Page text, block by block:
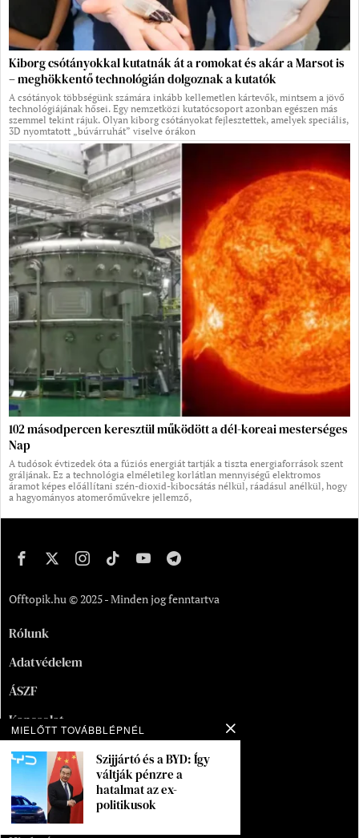
Kiborg csótányokkal kutatnák át a romokat és akár a Marsot is
– meghökkentő technológián dolgoznak a kutatók
A csótányok többségünk számára inkább kellemetlen kártevők, mintsem a jövő
technológiájának hősei. Egy nemzetközi kutatócsoport azonban egészen más
szemmel tekint rájuk. Olyan kiborg csótányokat fejlesztettek, amelyek speciális,
3D nyomtatott „búvárruhát” viselve órákon
102 másodpercen keresztül működött a dél-koreai mesterséges
Nap
A tudósok évtizedek óta a fúziós energiát tartják a tiszta energiaforrások szent
gráljának. Ez a technológia elméletileg korlátlan mennyiségű elektromos
áramot képes előállítani szén-dioxid-kibocsátás nélkül, ráadásul anélkül, hogy
a hagyományos atomerőművekre jellemző,
Offtopik.hu © 2025 - Minden jog fenntartva
Rólunk
Adatvédelem
ÁSZF
Kapcsolat
Oldaltérkép
Segítség
Munka
MIELŐTT TOVÁBBLÉPNÉL
Szijjártó és a BYD: Így
váltják pénzre a
hatalmat az ex-
politikusok